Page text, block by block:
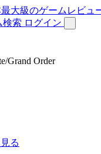
検索 ログイン
Grand Order
る